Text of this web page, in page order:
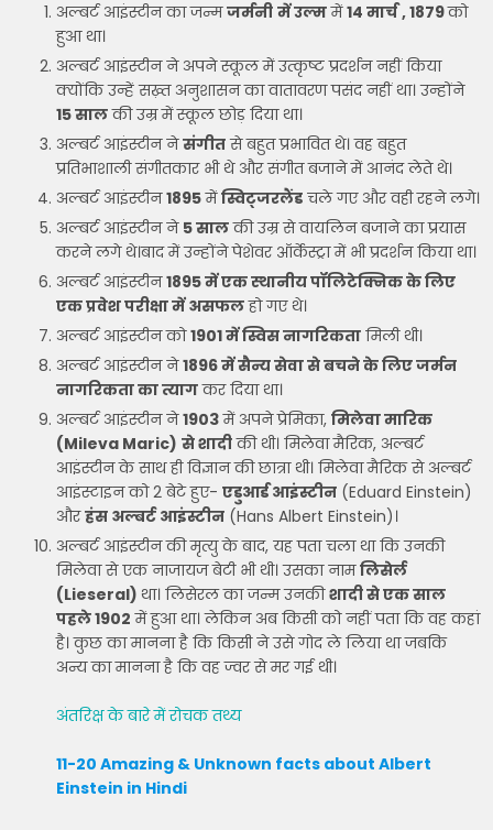
अल्बर्ट आइंस्टीन का जन्मजर्मनी में उल्ममें14 मार्च , 1879को
हुआ था।
अल्बर्ट आइंस्टीन ने अपने स्कूल में उत्कृष्ट प्रदर्शन नहीं किया
क्योंकि उन्हें सख़्त अनुशासन का वातावरण पसंद नहीं था। उन्होंने
15 सालकी उम्र में स्कूल छोड़ दिया था।
अल्बर्ट आइंस्टीन नेसंगीतसे बहुत प्रभावित थे। वह बहुत
प्रतिभाशाली संगीतकार भी थे और संगीत बजाने में आनंद लेते थे।
अल्बर्ट आइंस्टीन1895मेंस्विट्जरलैंड चले गए और वही रहने लगे।
अल्बर्ट आइंस्टीन ने 5 सालकी उम्र से वायलिन बजाने का प्रयास
करने लगे थे।बाद में उन्होंने पेशेवर ऑर्केस्ट्रा में भी प्रदर्शन किया था।
अल्बर्ट आइंस्टीन1895 में एक स्थानीय पॉलिटेक्निक के लिए
एक प्रवेश परीक्षा में असफलहो गए थे।
अल्बर्ट आइंस्टीन को1901 में स्विस नागरिकता मिली थी।
अल्बर्ट आइंस्टीन ने1896 में सैन्य सेवा से बचने के लिए जर्मन
नागरिकता का त्यागकर दिया था।
अल्बर्ट आइंस्टीन ने1903में अपने प्रेमिका,मिलेवा मारिक
(Mileva Maric) से शादीकी थी। मिलेवा मैरिक, अल्बर्ट
आइंस्टीन के साथ ही विज्ञान की छात्रा थी। मिलेवा मैरिक से अल्बर्ट
आइंस्टाइन को 2 बेटे हुए-एडुआर्ड आइंस्टीन (Eduard Einstein)
औरहंस अल्बर्ट आइंस्टीन (Hans Albert Einstein)।
अल्बर्ट आइंस्टीन की मृत्यु के बाद, यह पता चला था कि उनकी
मिलेवा से एक नाजायज बेटी भी थी। उसका नामलिसेर्ल
(Lieseral) था। लिसेरल का जन्म उनकीशादी से एक साल
पहले 1902 में हुआ था। लेकिन अब किसी को नहीं पता कि वह कहां
है। कुछ का मानना ​​है कि किसी ने उसे गोद ले लिया था जबकि
अन्य का मानना ​​है कि वह ज्वर से मर गई थी।
अंतरिक्ष के बारे में रोचक तथ्य
11-20 Amazing & Unknown facts about Albert
Einstein in Hindi